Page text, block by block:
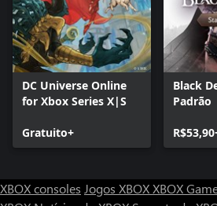
DC Universe Online
for Xbox Series X|S
Gratuito+
Black
Padrão
XBOX consoles Jogos XBOXXBOX